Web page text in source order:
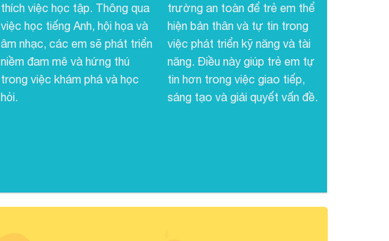
thích việc học tập. Thông qua
việc học tiếng Anh, hội họa và
âm nhạc, các em sẽ phát triển
niềm đam mê và hứng thú
trong việc khám phá và học
hỏi.
trường an toàn để trẻ em thể
hiện bản thân và tự tin trong
việc phát triển kỹ năng và tài
năng. Điều này giúp trẻ em tự
tin hơn trong việc giao tiếp,
sáng tạo và giải quyết vấn đề.